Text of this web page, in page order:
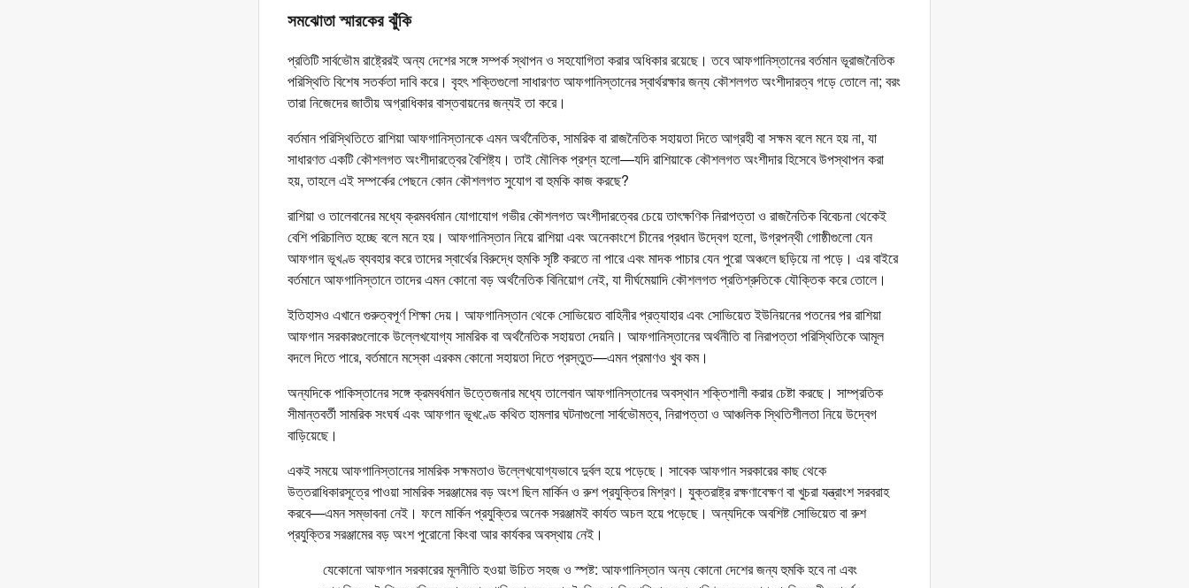
সমঝোতা স্মারকের ঝুঁকি
প্রতিটি সার্বভৌম রাষ্ট্রেরই অন্য দেশের সঙ্গে সম্পর্ক স্থাপন ও সহযোগিতা করার অধিকার রয়েছে। তবে আফগানিস্তানের বর্তমান ভূরাজনৈতিক
পরিস্থিতি বিশেষ সতর্কতা দাবি করে। বৃহৎ শক্তিগুলো সাধারণত আফগানিস্তানের স্বার্থরক্ষার জন্য কৌশলগত অংশীদারত্ব গড়ে তোলে না; বরং
তারা নিজেদের জাতীয় অগ্রাধিকার বাস্তবায়নের জন্যই তা করে।
বর্তমান পরিস্থিতিতে রাশিয়া আফগানিস্তানকে এমন অর্থনৈতিক, সামরিক বা রাজনৈতিক সহায়তা দিতে আগ্রহী বা সক্ষম বলে মনে হয় না, যা
সাধারণত একটি কৌশলগত অংশীদারত্বের বৈশিষ্ট্য। তাই মৌলিক প্রশ্ন হলো—যদি রাশিয়াকে কৌশলগত অংশীদার হিসেবে উপস্থাপন করা
হয়, তাহলে এই সম্পর্কের পেছনে কোন কৌশলগত সুযোগ বা হুমকি কাজ করছে?
রাশিয়া ও তালেবানের মধ্যে ক্রমবর্ধমান যোগাযোগ গভীর কৌশলগত অংশীদারত্বের চেয়ে তাৎক্ষণিক নিরাপত্তা ও রাজনৈতিক বিবেচনা থেকেই
বেশি পরিচালিত হচ্ছে বলে মনে হয়। আফগানিস্তান নিয়ে রাশিয়া এবং অনেকাংশে চীনের প্রধান উদ্বেগ হলো, উগ্রপন্থী গোষ্ঠীগুলো যেন
আফগান ভূখণ্ড ব্যবহার করে তাদের স্বার্থের বিরুদ্ধে হুমকি সৃষ্টি করতে না পারে এবং মাদক পাচার যেন পুরো অঞ্চলে ছড়িয়ে না পড়ে। এর বাইরে
বর্তমানে আফগানিস্তানে তাদের এমন কোনো বড় অর্থনৈতিক বিনিয়োগ নেই, যা দীর্ঘমেয়াদি কৌশলগত প্রতিশ্রুতিকে যৌক্তিক করে তোলে।
ইতিহাসও এখানে গুরুত্বপূর্ণ শিক্ষা দেয়। আফগানিস্তান থেকে সোভিয়েত বাহিনীর প্রত্যাহার এবং সোভিয়েত ইউনিয়নের পতনের পর রাশিয়া
আফগান সরকারগুলোকে উল্লেখযোগ্য সামরিক বা অর্থনৈতিক সহায়তা দেয়নি। আফগানিস্তানের অর্থনীতি বা নিরাপত্তা পরিস্থিতিকে আমূল
বদলে দিতে পারে, বর্তমানে মস্কো এরকম কোনো সহায়তা দিতে প্রস্তুত—এমন প্রমাণও খুব কম।
অন্যদিকে পাকিস্তানের সঙ্গে ক্রমবর্ধমান উত্তেজনার মধ্যে তালেবান আফগানিস্তানের অবস্থান শক্তিশালী করার চেষ্টা করছে। সাম্প্রতিক
সীমান্তবর্তী সামরিক সংঘর্ষ এবং আফগান ভূখণ্ডে কথিত হামলার ঘটনাগুলো সার্বভৌমত্ব, নিরাপত্তা ও আঞ্চলিক স্থিতিশীলতা নিয়ে উদ্বেগ
বাড়িয়েছে।
একই সময়ে আফগানিস্তানের সামরিক সক্ষমতাও উল্লেখযোগ্যভাবে দুর্বল হয়ে পড়েছে। সাবেক আফগান সরকারের কাছ থেকে
উত্তরাধিকারসূত্রে পাওয়া সামরিক সরঞ্জামের বড় অংশ ছিল মার্কিন ও রুশ প্রযুক্তির মিশ্রণ। যুক্তরাষ্ট্র রক্ষণাবেক্ষণ বা খুচরা যন্ত্রাংশ সরবরাহ
করবে—এমন সম্ভাবনা নেই। ফলে মার্কিন প্রযুক্তির অনেক সরঞ্জামই কার্যত অচল হয়ে পড়েছে। অন্যদিকে অবশিষ্ট সোভিয়েত বা রুশ
প্রযুক্তির সরঞ্জামের বড় অংশ পুরোনো কিংবা আর কার্যকর অবস্থায় নেই।
যেকোনো আফগান সরকারের মূলনীতি হওয়া উচিত সহজ ও স্পষ্ট: আফগানিস্তান অন্য কোনো দেশের জন্য হুমকি হবে না এবং